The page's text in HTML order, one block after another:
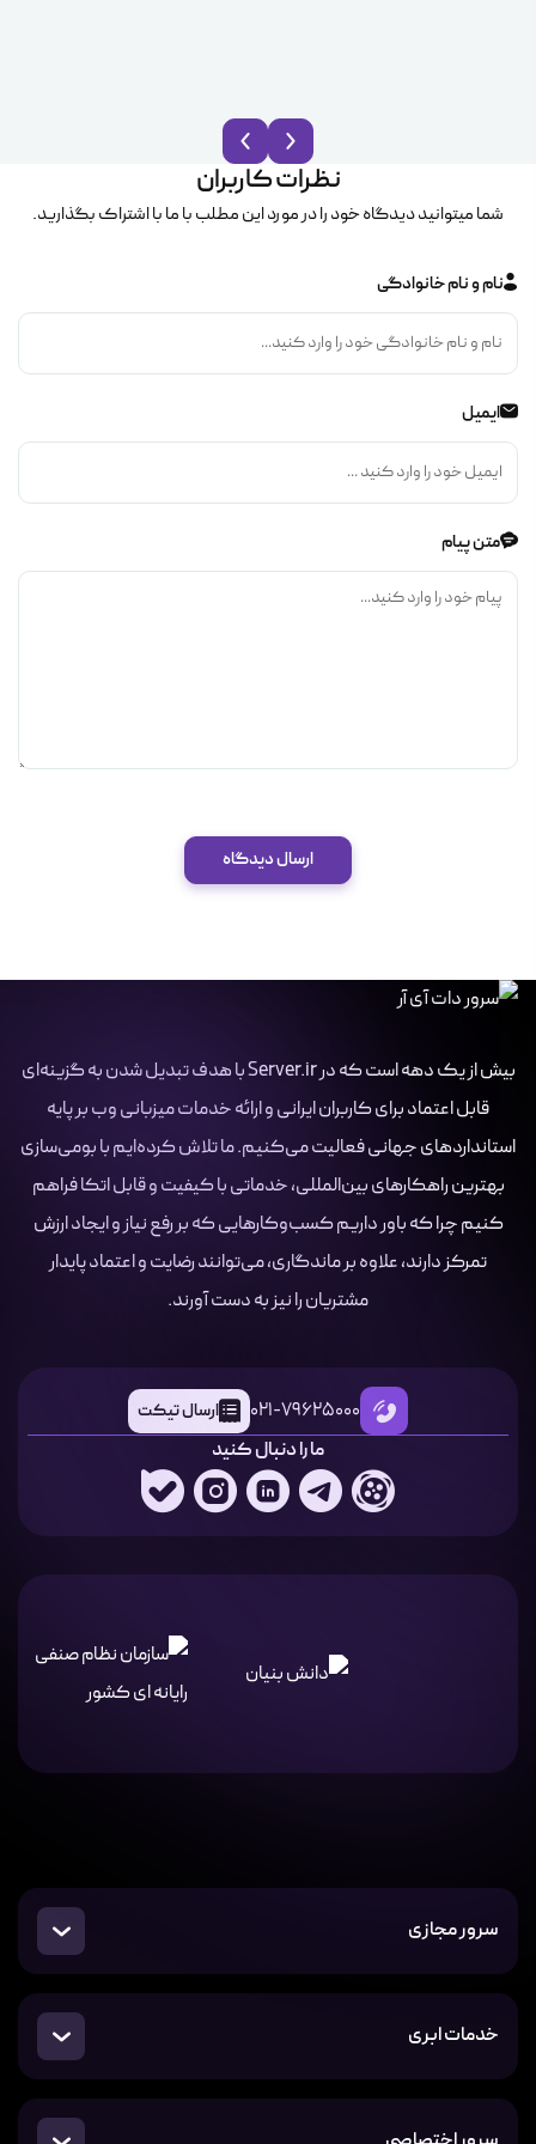
نظرات کاربران
شما میتوانید دیدگاه خود را در مورد این مطلب با ما با اشتراک بگذارید.
نام و نام خانوادگی
ایمیل
متن پیام
ارسال دیدگاه
بیش از یک دهه است که در Server.ir با هدف تبدیل شدن به گزینه‌ای
قابل اعتماد برای کاربران ایرانی و ارائه خدمات میزبانی وب بر پایه
استانداردهای جهانی فعالیت می‌کنیم. ما تلاش کرده‌ایم با بومی‌سازی
بهترین راهکارهای بین‌المللی، خدماتی با کیفیت و قابل اتکا فراهم
کنیم چرا که باور داریم کسب‌وکارهایی که بر رفع نیاز و ایجاد ارزش
تمرکز دارند، علاوه بر ماندگاری، می‌توانند رضایت و اعتماد پایدار
مشتریان را نیز به دست آورند.
021-79625000 ارسال تیکت
ما را دنبال کنید
سرور مجازی
خدمات ابری